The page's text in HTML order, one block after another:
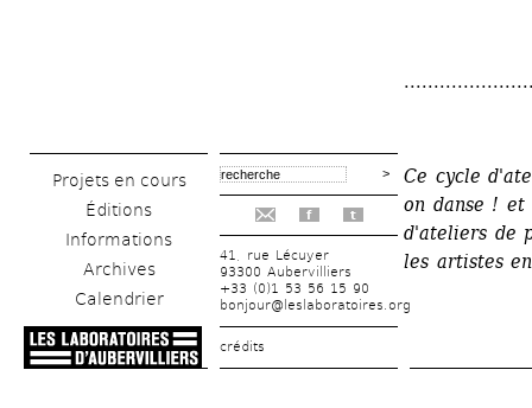
Projets en cours
Éditions
Informations
Archives
Calendrier
f t
41, rue Lécuyer
93300 Aubervilliers
+33 (0)1 53 56 15 90
bonjour@leslaboratoires.org
crédits
Ce cycle
on danse !
d'ateliers de
les artistes